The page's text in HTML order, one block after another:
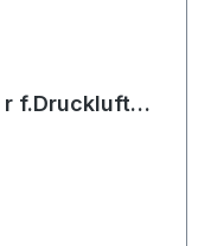
f.Druckluft